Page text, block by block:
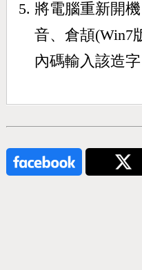
將電腦重新開
音、倉頡(Win7
內碼輸入該造字